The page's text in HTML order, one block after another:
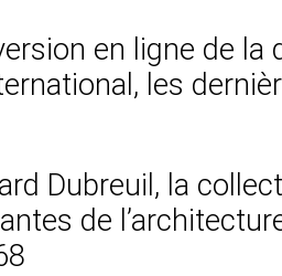
en ligne de la
les
Dubreuil, la
de